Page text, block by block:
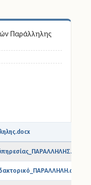
Παράλληλης